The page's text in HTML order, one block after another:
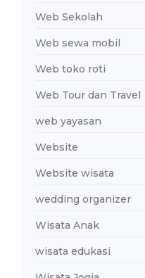
Web Sekolah
Web sewa mobil
Web toko roti
Web Tour dan Travel
web yayasan
Website
Website wisata
wedding organizer
Wisata Anak
wisata edukasi